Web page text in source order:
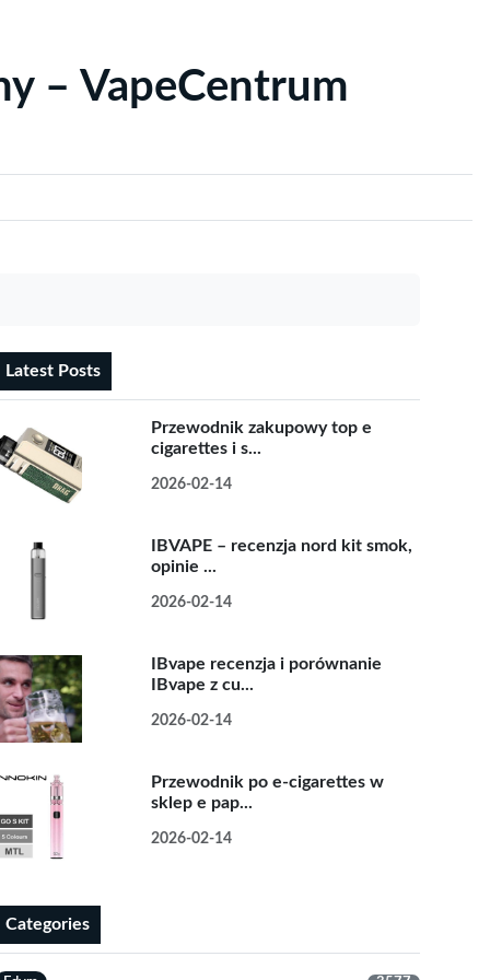
– VapeCentrum
Latest Posts
Przewodnik zakupowy top e
cigarettes i s...
2026-02-14
IBVAPE – recenzja nord kit smok,
opinie ...
2026-02-14
IBvape recenzja i porównanie
IBvape z cu...
2026-02-14
Przewodnik po e-cigarettes w
sklep e pap...
2026-02-14
Categories